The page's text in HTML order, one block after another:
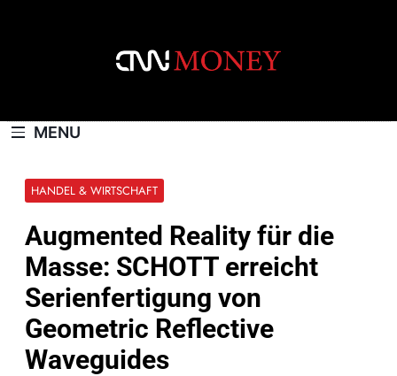
MENU
HANDEL & WIRTSCHAFT
Augmented Reality für die
Masse: SCHOTT erreicht
Serienfertigung von
Geometric Reflective
Waveguides